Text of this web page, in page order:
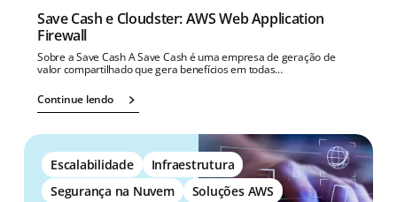
Save Cash e Cloudster: AWS Web Application
Firewall
Sobre a Save Cash A Save Cash é uma empresa de geração de
valor compartilhado que gera benefícios em todas…
Continue lendo
Escalabilidade
Infraestrutura
Segurança na Nuvem
Soluções AWS